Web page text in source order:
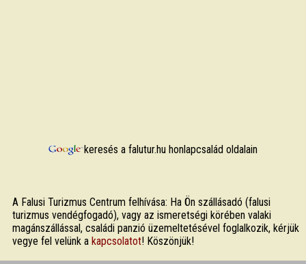
keresés a falutur.hu honlapcsalád oldalain
A Falusi Turizmus Centrum felhívása: Ha Ön szállásadó (falusi
turizmus vendégfogadó), vagy az ismeretségi körében valaki
magánszállással, családi panzió üzemeltetésével foglalkozik, kérjük
vegye fel velünk a kapcsolatot! Köszönjük!